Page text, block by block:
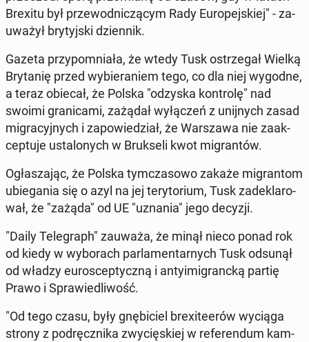
Brexitu był prze­wod­ni­czą­cym Rady Eu­ro­pej­skiej" - za­
uwa­żył bry­tyj­ski dzien­nik.
Gazeta przy­po­mnia­ła, że wtedy Tusk ostrze­gał Wielką
Bry­ta­nię przed wy­bie­ra­niem tego, co dla niej wygodne,
a teraz obiecał, że Polska "odzyska kon­tro­lę" nad
swoimi gra­ni­ca­mi, zażądał wy­łą­czeń z unij­nych zasad
mi­gra­cyj­nych i za­po­wie­dział, że War­sza­wa nie za­ak­
cep­tu­je usta­lo­nych w Bruk­se­li kwot mi­gran­tów.
Ogła­sza­jąc, że Polska tym­cza­so­wo zakaże mi­gran­tom
ubie­ga­nia się o azyl na jej te­ry­to­rium, Tusk za­de­kla­ro­
wał, że "zażąda" od UE "uznania" jego decyzji.
"Daily Te­le­graph" zauważa, że minął nieco ponad rok
od kiedy w wy­bo­rach par­la­men­tar­nych Tusk odsunął
od władzy eu­ro­scep­tycz­ną i an­ty­imi­granc­ką partię
Prawo i Spra­wie­dli­wość.
"Od tego czasu, były gnę­bi­ciel bre­xi­te­erów wyciąga
strony z pod­ręcz­ni­ka zwy­cię­skiej w re­fe­ren­dum kam­